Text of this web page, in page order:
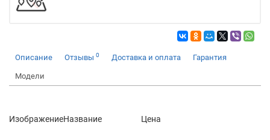
Описание Отзывы 0 Доставка и оплата Гарантия
Модели
ИзображениеНазвание Цена